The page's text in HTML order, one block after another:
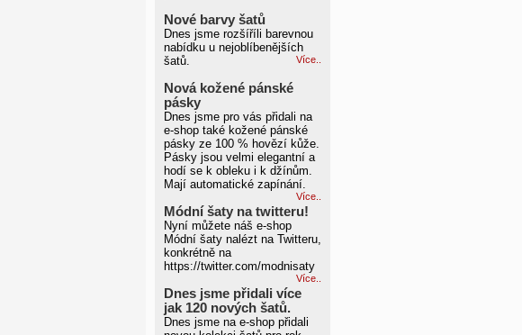
Nové barvy šatů
Dnes jsme rozšíříli barevnou
nabídku u nejoblíbenějších
šatů.
Více..
Nová kožené pánské
pásky
Dnes jsme pro vás přidali na
e-shop také kožené pánské
pásky ze 100 % hovězí kůže.
Pásky jsou velmi elegantní a
hodí se k obleku i k džínům.
Mají automatické zapínání.
Více..
Módní šaty na twitteru!
Nyní můžete náš e-shop
Módní šaty nalézt na Twitteru,
konkrétně na
https://twitter.com/modnisaty
Více..
Dnes jsme přidali více
jak 120 nových šatů.
Dnes jsme na e-shop přidali